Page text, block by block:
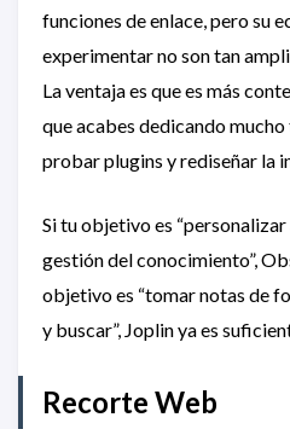
funciones de enlace, pero su
experimentar no son tan
La ventaja es que es más
que acabes dedicando
probar plugins y rediseñar la
Si tu objetivo es
gestión del conocimiento”,
objetivo es “tomar notas de
y buscar”, Joplin ya es
Recorte Web